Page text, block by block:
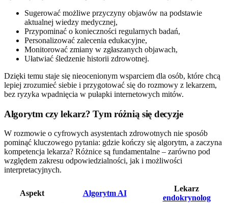
Sugerować możliwe przyczyny objawów na podstawie
aktualnej wiedzy medycznej,
Przypominać o konieczności regularnych badań,
Personalizować zalecenia edukacyjne,
Monitorować zmiany w zgłaszanych objawach,
Ułatwiać śledzenie historii zdrowotnej.
Dzięki temu staje się nieocenionym wsparciem dla osób, które chcą
lepiej zrozumieć siebie i przygotować się do rozmowy z lekarzem,
bez ryzyka wpadnięcia w pułapki internetowych mitów.
Algorytm czy lekarz? Tym różnią się decyzje
W rozmowie o cyfrowych asystentach zdrowotnych nie sposób
pominąć kluczowego pytania: gdzie kończy się algorytm, a zaczyna
kompetencja lekarza? Różnice są fundamentalne – zarówno pod
względem zakresu odpowiedzialności, jak i możliwości
interpretacyjnych.
Aspekt Algorytm AI
Lekarz
endokrynolog